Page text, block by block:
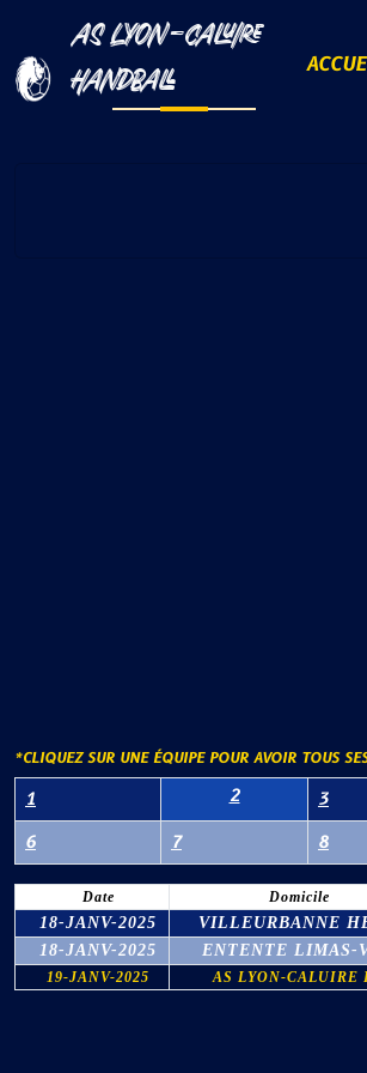
AS LYON-CALUIRE
HANDBALL
*CLIQUEZ SUR UNE ÉQUIPE POUR AVOIR TOUS
1 2 3
6
7 8
Date Domicile
18-JANV-2025 VILLEURBANNE
18-JANV-2025
ENTENTE LIMAS-
19-JANV-2025 AS LYON-CALUIRE